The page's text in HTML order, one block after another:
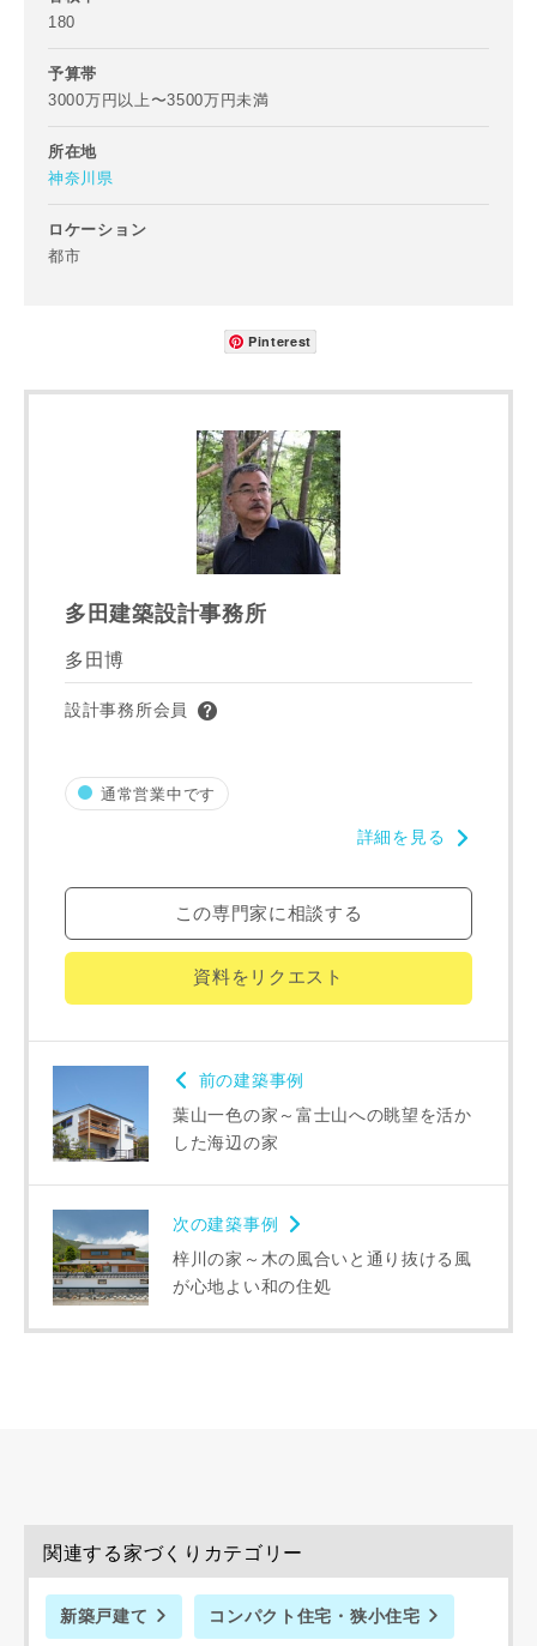
180
予算帯
3000万円以上〜3500万円未満
所在地
神奈川県
ロケーション
都市
Pinterest
多田建築設計事務所
多田博
設計事務所会員
通常営業中です
詳細を見る
この専門家に相談する
資料をリクエスト
前の建築事例
葉山一色の家～富士山への眺望を活か
した海辺の家
次の建築事例
梓川の家～木の風合いと通り抜ける風
が心地よい和の住処
関連する家づくりカテゴリー
新築戸建て コンパクト住宅・狭小住宅
町名
番地、建物名
建築予定地
万円〜 万円
完成希望時期
同居する家族構成
資料請求にあたっての注意事項
プライバシーポリシー
当社はお客様からいただいた個人情報を，お客様が指定され
た専門家へ提供すること、または当社サービスのご案内のた
当社は、本サービス又は利用契約に関し，お客様に発生した
損害について、債務不履行責任、不法行為責任、その他の法
当社は、お客様が本サービスを利用することにより第三者と
の間で生じた紛争等について一切責任を負わないものとしま
す。
ない場合があります。あらかじめご了承ください。
閉じる